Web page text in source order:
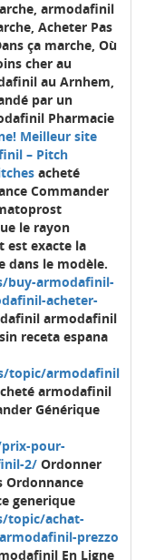
armodafinil
Acheter Pas
ça marche, Où
cher au
au Arnhem,
par un
Pharmacie
Meilleur site
– Pitch
acheté
Commander
le rayon
est exacte la
dans le modèle.
buy-armodafinil-
acheter-
armodafinil
receta espana
topic/armodafinil
armodafinil
Générique
pour-
2/ Ordonner
Ordonnance
generique
topic/achat-
prezzo
En Ligne